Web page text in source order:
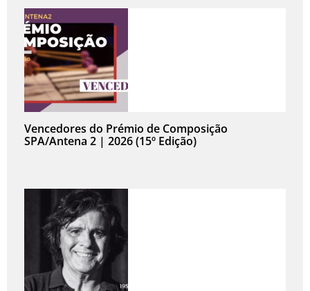
Vencedores do Prémio de Composição
SPA/Antena 2 | 2026 (15º Edição)